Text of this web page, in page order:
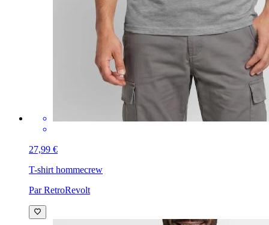
27,99 €
T-shirt hommecrew
Par RetroRevolt